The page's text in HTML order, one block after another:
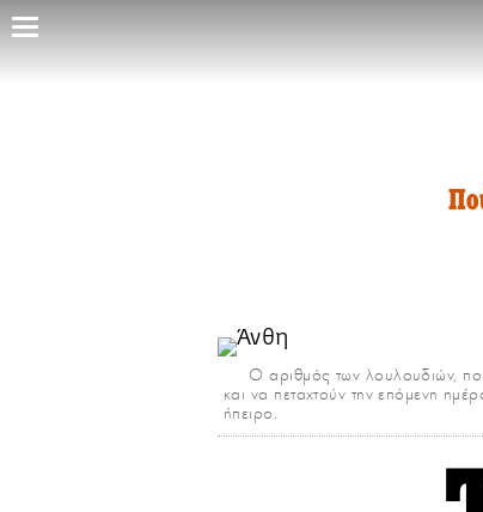
Παράκαμψη
προς
Ο αριθμός των λουλουδιών,
και να πεταχτούν την επόμενη
ήπειρο.